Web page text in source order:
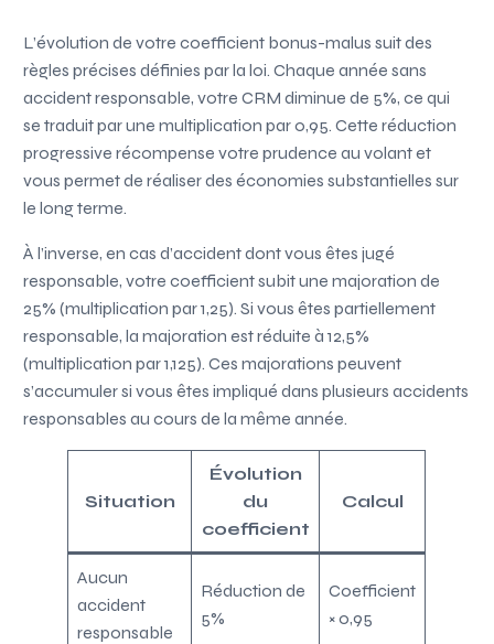
L’évolution de votre coefficient bonus-malus suit des
règles précises définies par la loi. Chaque année sans
accident responsable, votre CRM diminue de 5%, ce qui
se traduit par une multiplication par 0,95. Cette réduction
progressive récompense votre prudence au volant et
vous permet de réaliser des économies substantielles sur
le long terme.
À l’inverse, en cas d’accident dont vous êtes jugé
responsable, votre coefficient subit une majoration de
25% (multiplication par 1,25). Si vous êtes partiellement
responsable, la majoration est réduite à 12,5%
(multiplication par 1,125). Ces majorations peuvent
s’accumuler si vous êtes impliqué dans plusieurs accidents
responsables au cours de la même année.
Situation
Évolution
du
coefficient
Calcul
Aucun
accident
responsable
Réduction de
5%
Coefficient
× 0,95